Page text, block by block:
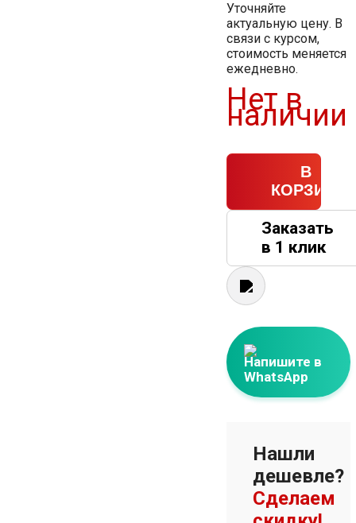
Уточняйте
актуальную цену. В
связи с курсом,
стоимость меняется
ежедневно.
Нет в
наличии
В
КОРЗИНУ
Заказать
в 1 клик
Напишите в
WhatsApp
Нашли
дешевле?
Сделаем